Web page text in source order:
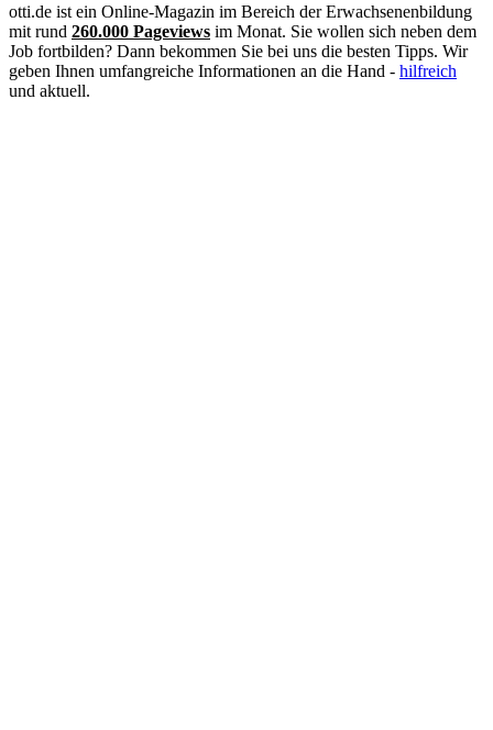
otti.de ist ein Online-Magazin im Bereich der Erwachsenenbildung
mit rund 260.000 Pageviews im Monat. Sie wollen sich neben dem
Job fortbilden? Dann bekommen Sie bei uns die besten Tipps. Wir
geben Ihnen umfangreiche Informationen an die Hand - hilfreich
und aktuell.